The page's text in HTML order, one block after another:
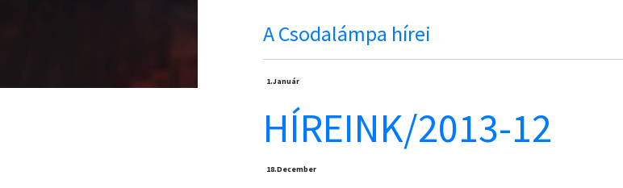
A Csodalámpa hírei
1.Január
HÍREINK/2013-12
18.December